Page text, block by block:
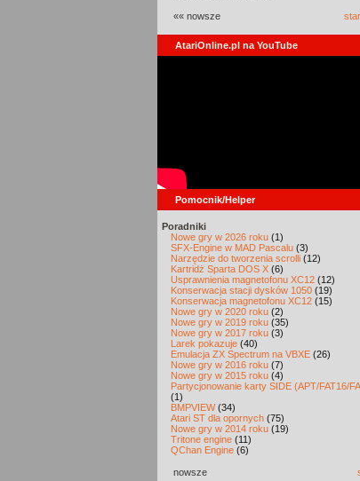
«« nowsze
AtariOnline.pl na YouTube
Pomocnik/Helper
Poradniki
Nowe gry w 2026 roku (1)
SFX-Engine w MAD Pascalu (3)
Narzędzie do tworzenia scrolli (12)
Kartridż Sparta DOS X (6)
Usprawnienia magnetofonu XC12 (12)
Konserwacja stacji dysków 1050 (19)
Konserwacja magnetofonu XC12 (15)
Nowe gry w 2020 roku (2)
Nowe gry w 2019 roku (35)
Nowe gry w 2017 roku (3)
Larek pokazuje (40)
Emulacja ZX Spectrum na VBXE (26)
Nowe gry w 2016 roku (7)
Nowe gry w 2015 roku (4)
Partycjonowanie karty SIDE (APT/FAT16/
(1)
BMPVIEW(34)
Atari ST dla opornych (75)
Nowe gry w 2014 roku (19)
Tritone engine (11)
QChan Engine (6)
nowsze